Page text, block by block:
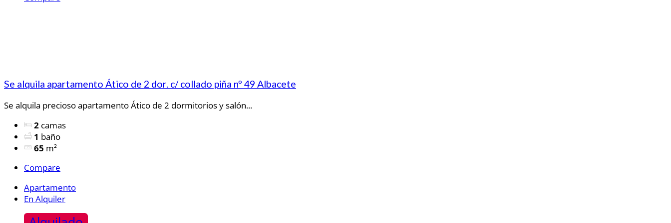
Se alquila apartamento Ático de 2 dor. c/ collado piña nº 49 Albacete
Se alquila precioso apartamento Ático de 2 dormitorios y salón...
2 camas
1 baño
65 m²
Compare
Apartamento
En Alquiler